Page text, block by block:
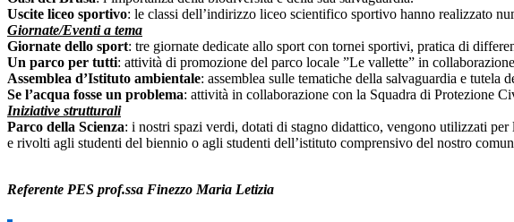
Uscite liceo sportivo: le classi dell’indirizzo liceo scientifico sportivo hanno realizzato
Giornate/Eventi a tema
Giornate dello sport: tre giornate dedicate allo sport con tornei sportivi, pratica di
Un parco per tutti: attività di promozione del parco locale ”Le vallette” in
Assemblea d’Istituto ambientale: assemblea sulle tematiche della salvaguardia e tutela
Se l’acqua fosse un problema: attività in collaborazione con la Squadra di Protezione
Iniziative strutturali
Parco della Scienza: i nostri spazi verdi, dotati di stagno didattico, vengono utilizzati
e rivolti agli studenti del biennio o agli studenti dell’istituto comprensivo del nostro
Referente PES prof.ssa Finezzo Maria Letizia